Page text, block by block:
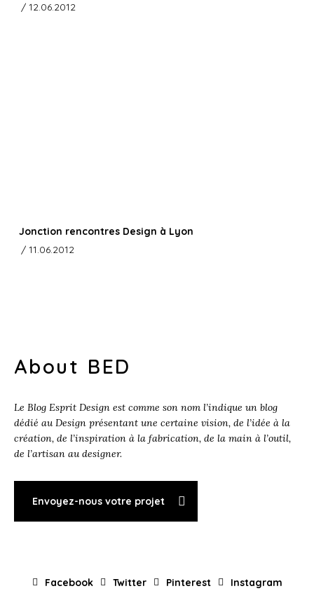
/ 12.06.2012
Jonction rencontres Design à Lyon
/ 11.06.2012
About BED
Le Blog Esprit Design est comme son nom l’indique un blog
dédié au Design présentant une certaine vision, de l’idée à la
création, de l’inspiration à la fabrication, de la main à l’outil,
de l’artisan au designer.
Envoyez-nous votre projet
Facebook Twitter Pinterest Instagram